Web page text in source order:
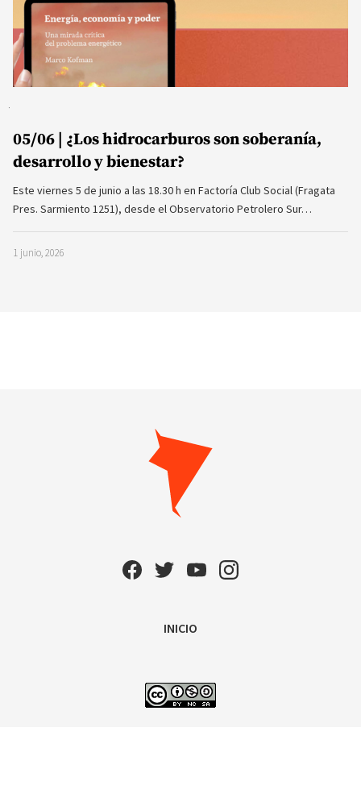
05/06 | ¿Los hidrocarburos son soberanía,
desarrollo y bienestar?
Este viernes 5 de junio a las 18.30 h en Factoría Club Social (Fragata
Pres. Sarmiento 1251), desde el Observatorio Petrolero Sur…
1 junio, 2026
INICIO